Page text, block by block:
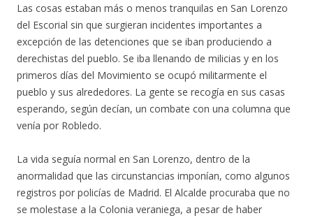
Las cosas estaban más o menos tranquilas en San Lorenzo
del Escorial sin que surgieran incidentes importantes a
excepción de las detenciones que se iban produciendo a
derechistas del pueblo. Se iba llenando de milicias y en los
primeros días del Movimiento se ocupó militarmente el
pueblo y sus alrededores. La gente se recogía en sus casas
esperando, según decían, un combate con una columna que
venía por Robledo.
La vida seguía normal en San Lorenzo, dentro de la
anormalidad que las circunstancias imponían, como algunos
registros por policías de Madrid. El Alcalde procuraba que no
se molestase a la Colonia veraniega, a pesar de haber